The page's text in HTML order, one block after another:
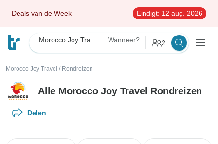
Deals van de Week Eindigt: 12 aug. 2026
Wanneer? 2
Morocco Joy Travel / Rondreizen
Alle Morocco Joy Travel Rondreizen
Delen